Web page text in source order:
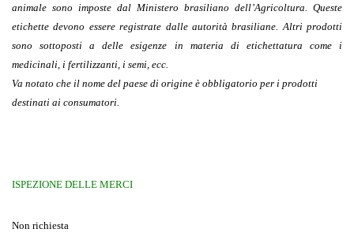
animale sono imposte dal Ministero brasiliano dell’Agricoltura. Queste
etichette devono essere registrate dalle autorità brasiliane. Altri prodotti
sono sottoposti a delle esigenze in materia di etichettatura come i
medicinali, i fertilizzanti, i semi, ecc.
Va notato che il nome del paese di origine è obbligatorio per i prodotti
destinati ai consumatori.
ISPEZIONE DELLE MERCI
Non richiesta